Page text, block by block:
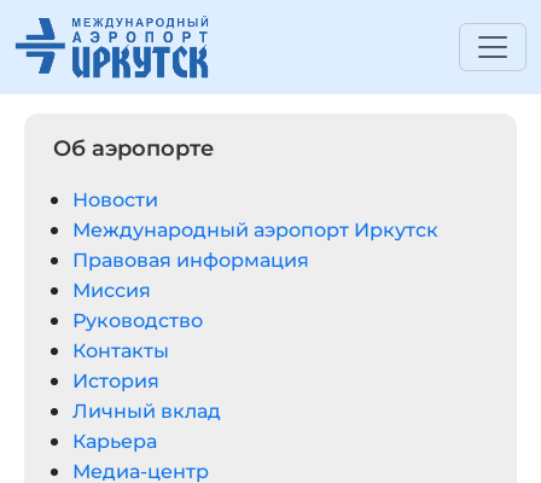
Об аэропорте
Новости
Международный аэропорт Иркутск
Правовая информация
Миссия
Руководство
Контакты
История
Личный вклад
Карьера
Медиа-центр